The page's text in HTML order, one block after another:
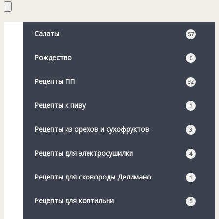
Салаты 57
Рождество 6
Рецепты ПП 32
Рецепты к пиву 1
Рецепты из орехов и сухофруктов 3
Рецепты для электросушилки 4
Рецепты для сковороды Делимано 1
Рецепты для коптильни 5